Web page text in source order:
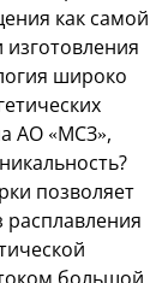
как самой
изготовления
широко
АО «МСЗ»,
позволяет
расплавления